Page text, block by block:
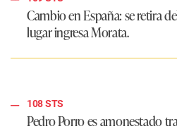
Cambio en España: se retira
lugar ingresa Morata.
108 STS
Pedro Porro es amonestado